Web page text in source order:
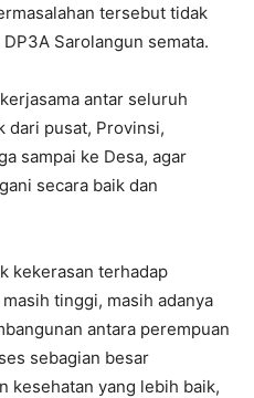
tersebut tidak
Sarolangun semata.
antar seluruh
dari pusat, Provinsi,
sampai ke Desa, agar
secara baik dan
kekerasan terhadap
tinggi, masih adanya
antara perempuan
sebagian besar
kesehatan yang lebih baik,